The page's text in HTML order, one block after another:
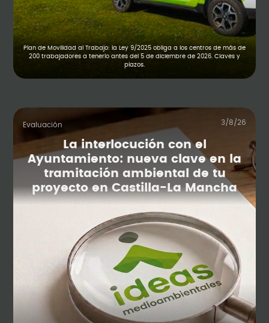
Plan de Movilidad al Trabajo: la Ley 9/2025 obliga a los centros de más de
200 trabajadores a tenerlo antes del 5 de diciembre de 2026. Claves y
plazos.
Evaluación 3/8/26
La interlocución con el
Ayuntamiento: nueva clave en la
tramitación ambiental de tu
proyecto en Castilla-La Mancha